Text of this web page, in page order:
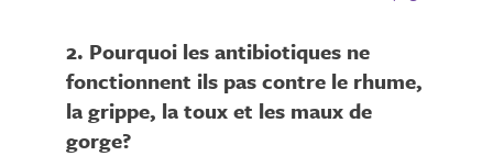
2. Pourquoi les antibiotiques ne
fonctionnent ils pas contre le rhume,
la grippe, la toux et les maux de
gorge?